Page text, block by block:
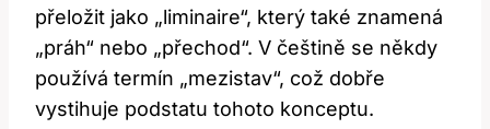
přeložit‍ jako „liminaire“, který také znamená
„práh“ nebo „přechod“. V češtině se ‍někdy
‍používá termín „mezistav“, což dobře
vystihuje podstatu tohoto konceptu.